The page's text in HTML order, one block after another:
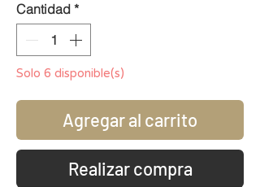
Cantidad *
Solo 6 disponible(s)
Agregar al carrito
Realizar compra